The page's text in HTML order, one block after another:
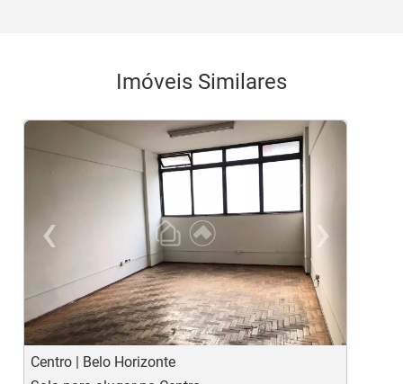
Imóveis Similares
‹
Previous
›
Centro | Belo Horizonte